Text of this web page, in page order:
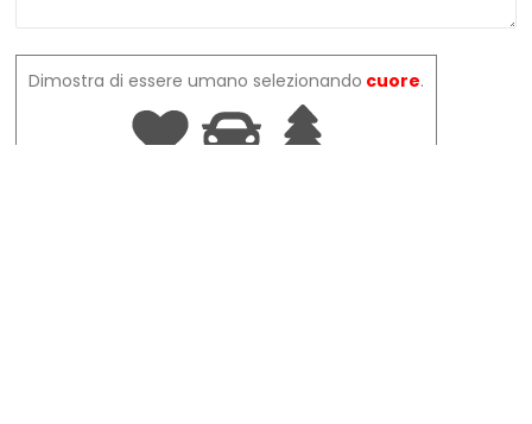
Dimostra di essere umano selezionando cuore.